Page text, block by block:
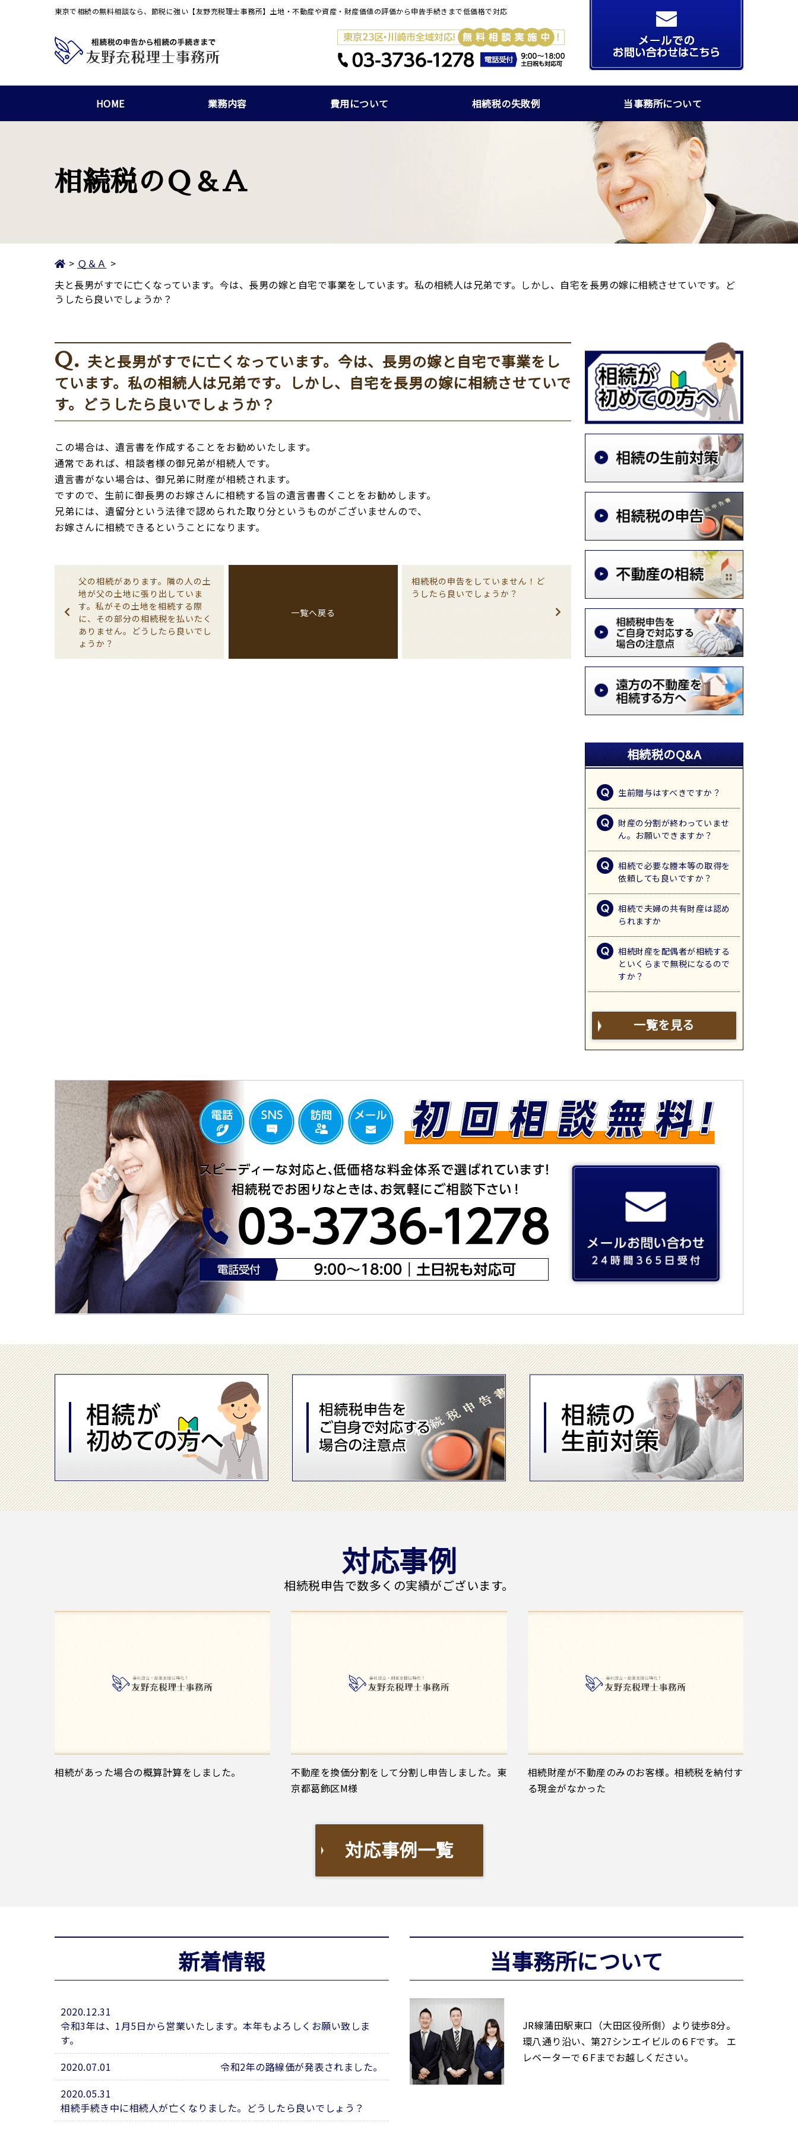
東京で相続の無料相談なら、節税に強い【友野充税理士事務所】土地・不動産や資産・財産価値の評価から申告手続きまで低価格で対応
HOME 業務内容 費用について 相続税の失敗例 当事務所について
相続税のＱ＆Ａ
> Ｑ＆Ａ >
夫と長男がすでに亡くなっています。今は、長男の嫁と自宅で事業をしています。私の相続人は兄弟です。しかし、自宅を長男の嫁に相続させていです。ど
うしたら良いでしょうか？
Q. 夫と長男がすでに亡くなっています。今は、長男の嫁と自宅で事業をし
ています。私の相続人は兄弟です。しかし、自宅を長男の嫁に相続させていで
す。どうしたら良いでしょうか？
この場合は、遺言書を作成することをお勧めいたします。
通常であれば、相談者様の御兄弟が相続人です。
遺言書がない場合は、御兄弟に財産が相続されます。
ですので、生前に御長男のお嫁さんに相続する旨の遺言書書くことをお勧めします。
兄弟には、遺留分という法律で認められた取り分というものがございませんので、
お嫁さんに相続できるということになります。
父の相続があります。隣の人の土
地が父の土地に張り出していま
す。私がその土地を相続する際
に、その部分の相続税を払いたく
ありません。どうしたら良いでし
ょうか？
一覧へ戻る
相続税の申告をしていません！ど
うしたら良いでしょうか？
相続税のQ&A
生前贈与はすべきですか？
財産の分割が終わっていませ
ん。お願いできますか？
相続で必要な謄本等の取得を
依頼しても良いですか？
相続で夫婦の共有財産は認め
られますか
相続財産を配偶者が相続する
といくらまで無税になるので
すか？
一覧を見る
対応事例
相続税申告で数多くの実績がございます。
相続があった場合の概算計算をしました。
不動産を換価分割をして分割し申告しました。東
京都葛飾区M様
相続財産が不動産のみのお客様。相続税を納付す
る現金がなかった
対応事例一覧
新着情報
2020.12.31
令和3年は、1月5日から営業いたします。本年もよろしくお願い致しま
す。
2020.07.01
令和2年の路線価が発表されました。
2020.05.31
相続手続き中に相続人が亡くなりました。どうしたら良いでしょう？
当事務所について
JR線蒲田駅東口（大田区役所側）より徒歩8分。
環八通り沿い、第27シンエイビルの６Fです。 エ
レベーターで６Fまでお越しください。